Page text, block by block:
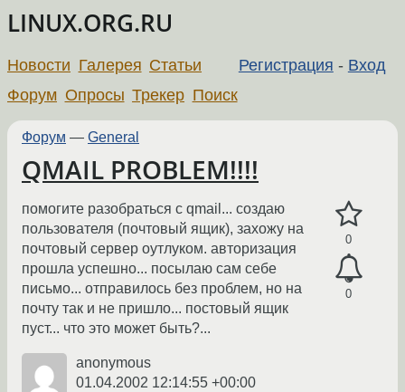
LINUX.ORG.RU
Регистрация - Вход
Новости Галерея Статьи
Форум Опросы Трекер Поиск
Форум — General
QMAIL PROBLEM!!!!
0
0
помогите разобраться с qmail... создаю
пользователя (почтовый ящик), захожу на
почтовый сервер оутлуком. авторизация
прошла успешно... посылаю сам себе
письмо... отправилось без проблем, но на
почту так и не пришло... постовый ящик
пуст... что это может быть?...
anonymous
01.04.2002 12:14:55 +00:00